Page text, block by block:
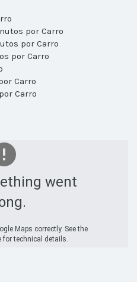
por Carro
por Carro
por Carro
Carro
Carro
went
Maps correctly. See the
for technical details.